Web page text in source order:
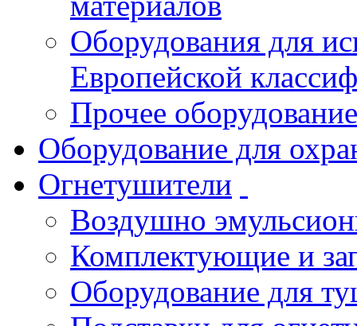
Оборудования для
Европейской
Прочее оборудование
Оборудование для
Огнетушители
Воздушно
Комплектующие и
Оборудование для